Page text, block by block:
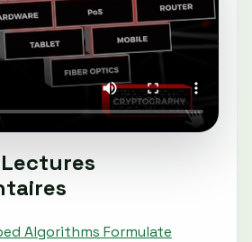
Algorithms Formulate